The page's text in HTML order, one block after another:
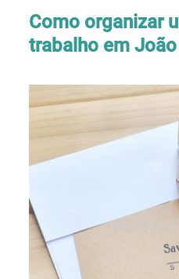
Como organizar
trabalho em